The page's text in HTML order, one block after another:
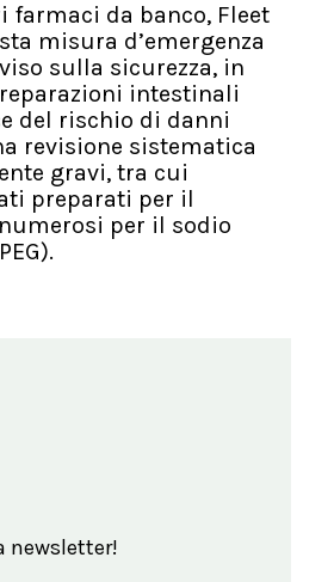
da banco, Fleet
misura d’emergenza
sulla sicurezza, in
intestinali
del rischio di danni
revisione sistematica
gravi, tra cui
preparati per il
per il sodio
PEG).
newsletter!